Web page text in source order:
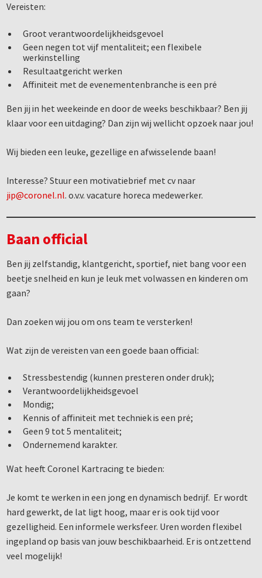
Vereisten:
Groot verantwoordelijkheidsgevoel
Geen negen tot vijf mentaliteit; een flexibele
werkinstelling
Resultaatgericht werken
Affiniteit met de evenementenbranche is een pré
Ben jij in het weekeinde en door de weeks beschikbaar? Ben jij
klaar voor een uitdaging? Dan zijn wij wellicht opzoek naar jou!
Wij bieden een leuke, gezellige en afwisselende baan!
Interesse? Stuur een motivatiebrief met cv naar
jip@coronel.nl. o.v.v. vacature horeca medewerker.
Baan official
Ben jij zelfstandig, klantgericht, sportief, niet bang voor een
beetje snelheid en kun je leuk met volwassen en kinderen om
gaan?
Dan zoeken wij jou om ons team te versterken!
Wat zijn de vereisten van een goede baan official:
Stressbestendig (kunnen presteren onder druk);
Verantwoordelijkheidsgevoel
Mondig;
Kennis of affiniteit met techniek is een pré;
Geen 9 tot 5 mentaliteit;
Ondernemend karakter.
Wat heeft Coronel Kartracing te bieden:
Je komt te werken in een jong en dynamisch bedrijf. Er wordt
hard gewerkt, de lat ligt hoog, maar er is ook tijd voor
gezelligheid. Een informele werksfeer. Uren worden flexibel
ingepland op basis van jouw beschikbaarheid. Er is ontzettend
veel mogelijk!